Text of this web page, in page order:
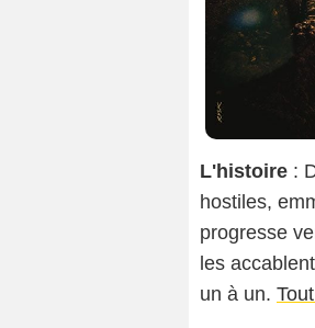
L'histoire :
hostiles,
progresse
les
un à un.